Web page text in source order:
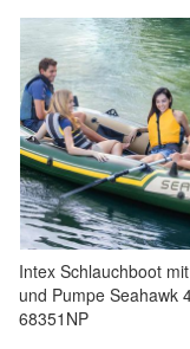
Intex Schlauchboot
und Pumpe Seahawk
68351NP